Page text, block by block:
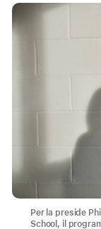
Per la preside
School, il